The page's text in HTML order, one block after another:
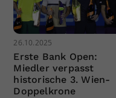
26.10.2025
Erste Bank Open:
Miedler verpasst
historische 3. Wien-
Doppelkrone